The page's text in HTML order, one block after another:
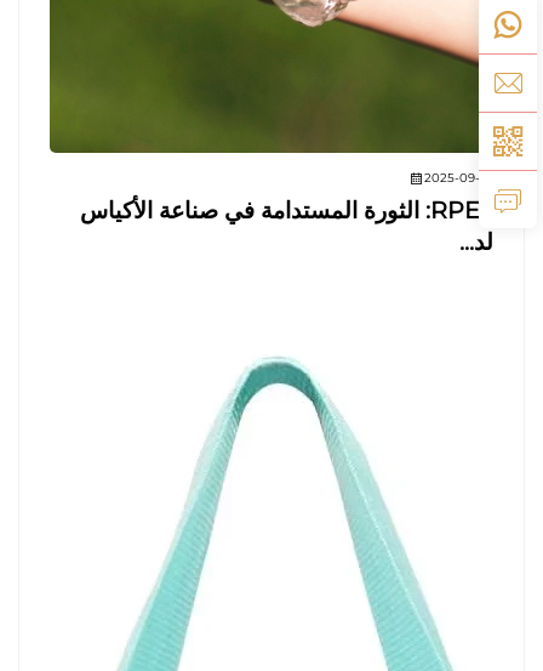
2025-09-01
RPET: الثورة المستدامة في صناعة الأكياس
لد...